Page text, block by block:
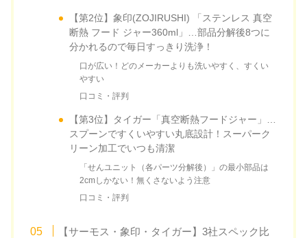
【第2位】象印(ZOJIRUSHI) 「ステンレス 真空
断熱 フード ジャー360ml」…部品分解後8つに
分かれるので毎日すっきり洗浄！
口が広い！どのメーカーよりも洗いやすく、すくい
やすい
口コミ・評判
【第3位】タイガー「真空断熱フードジャー」…
スプーンですくいやすい丸底設計！スーパーク
リーン加工でいつも清潔
「せんユニット（各パーツ分解後）」の最小部品は
2cmしかない！無くさないよう注意
口コミ・評判
【サーモス・象印・タイガー】3社スペック比